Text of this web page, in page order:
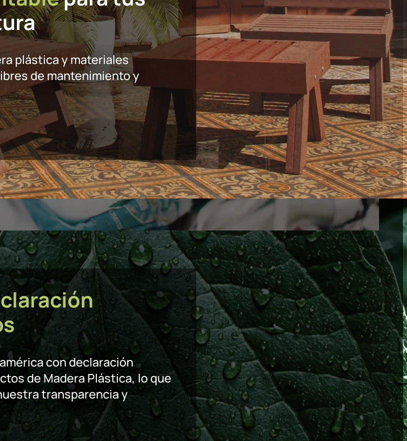
plástica y materiales
de mantenimiento y
con declaración
de Madera Plástica, lo que
transparencia y